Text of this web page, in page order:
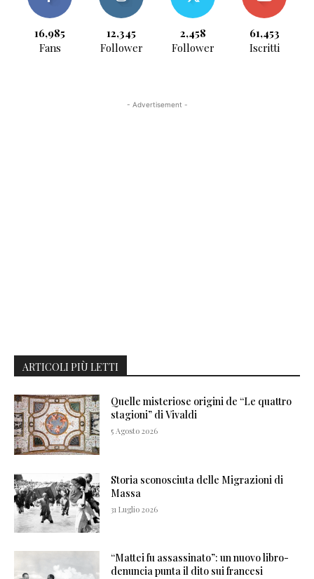
16,985
Fans
12,345
Follower
2,458
Follower
61,453
Iscritti
- Advertisement -
ARTICOLI PIÙ LETTI
Quelle misteriose origini de “Le quattro
stagioni” di Vivaldi
5 Agosto 2026
Storia sconosciuta delle Migrazioni di
Massa
31 Luglio 2026
“Mattei fu assassinato”: un nuovo libro-
denuncia punta il dito sui francesi